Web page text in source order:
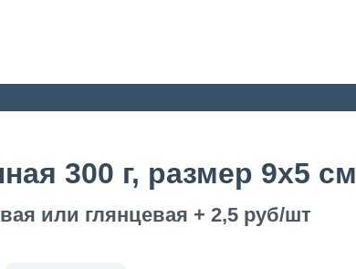
300 г, размер 9х5 см
или глянцевая + 2,5 руб/шт